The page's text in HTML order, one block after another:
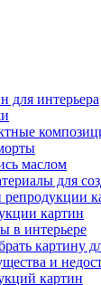
для интерьера
маслом
для
картин
в интерьере
картину
и
картин